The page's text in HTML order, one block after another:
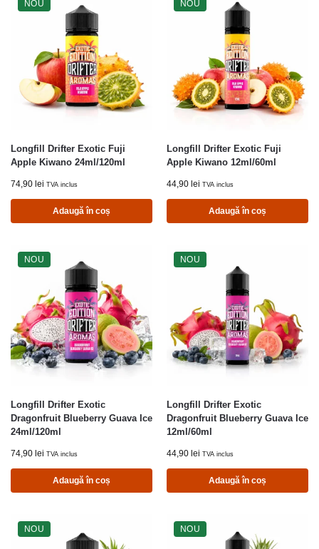
NOU
Longfill Drifter Exotic Fuji
Apple Kiwano 24ml/120ml
74,90 lei TVA inclus
Adaugă în coș
NOU
Longfill Drifter Exotic Fuji
Apple Kiwano 12ml/60ml
44,90 lei TVA inclus
Adaugă în coș
NOU
Longfill Drifter Exotic
Dragonfruit Blueberry Guava Ice
24ml/120ml
74,90 lei TVA inclus
Adaugă în coș
NOU
Longfill Drifter Exotic
Dragonfruit Blueberry Guava Ice
12ml/60ml
44,90 lei TVA inclus
Adaugă în coș
NOU NOU